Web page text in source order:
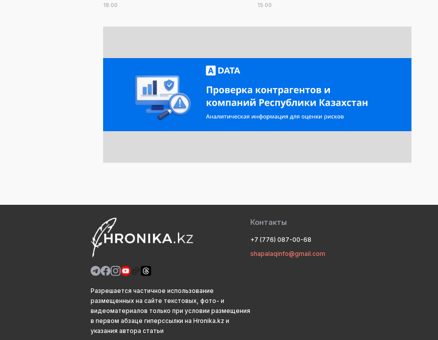
18:00 15:00
Разрешается частичное использование
размещенных на сайте текстовых, фото- и
видеоматериалов только при условии размещения
в первом абзаце гиперссылки на Hronika.kz и
указания автора статьи
Контакты
+7 (776) 087-00-68
shapalaqinfo@gmail.com